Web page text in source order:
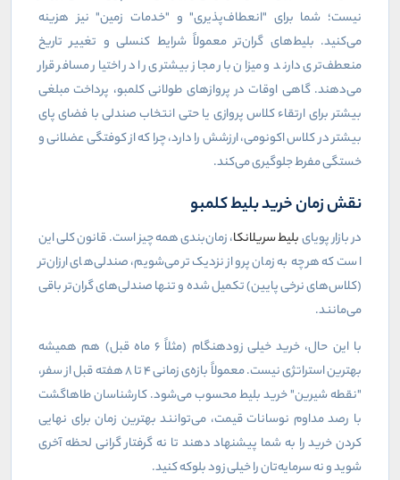
نیست؛ شما برای "انعطاف‌پذیری" و "خدمات زمین" نیز هزینه
می‌کنید. بلیط‌های گران‌تر معمولاً شرایط کنسلی و تغییر تاریخ
منعطف‌تری دارند و میزان بار مجاز بیشتری را در اختیار مسافر قرار
می‌دهند. گاهی اوقات در پروازهای طولانی کلمبو، پرداخت مبلغی
بیشتر برای ارتقاء کلاس پروازی یا حتی انتخاب صندلی با فضای پای
بیشتر در کلاس اکونومی، ارزشش را دارد، چرا که از کوفتگی عضلانی و
خستگی مفرط جلوگیری می‌کند.
نقش زمان خرید بلیط کلمبو
در بازار پویایبلیط سریلانکا، زمان‌بندی همه چیز است. قانون کلی این
است که هرچه به زمان پرواز نزدیک‌تر می‌شویم، صندلی‌های ارزان‌تر
(کلاس‌های نرخی پایین) تکمیل شده و تنها صندلی‌های گران‌تر باقی
می‌مانند.
با این حال، خرید خیلی زودهنگام (مثلاً ۶ ماه قبل) هم همیشه
بهترین استراتژی نیست. معمولاً بازه‌ی زمانی ۴ تا ۸ هفته قبل از سفر،
"نقطه شیرین" خرید بلیط محسوب می‌شود. کارشناسان طاهاگشت
با رصد مداوم نوسانات قیمت، می‌توانند بهترین زمان برای نهایی
کردن خرید را به شما پیشنهاد دهند تا نه گرفتار گرانی لحظه آخری
شوید و نه سرمایه‌تان را خیلی زود بلوکه کنید.